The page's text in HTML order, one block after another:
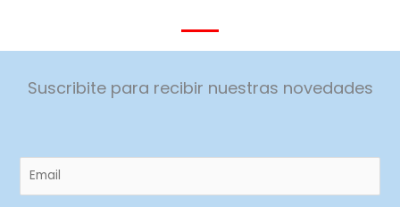
Suscribite para recibir nuestras novedades